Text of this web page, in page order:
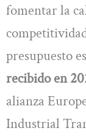
fomentar la
presupuesto
recibido en
alianza
Industrial